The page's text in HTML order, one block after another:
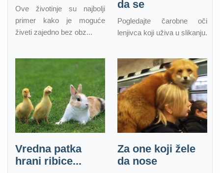
Ove životinje su najbolji
primer kako je moguće
živeti zajedno bez obz...
da se
Pogledajte čarobne oči
lenjivca koji uživa u slikanju.
Vredna patka
hrani ribice...
Za one koji žele
da nose